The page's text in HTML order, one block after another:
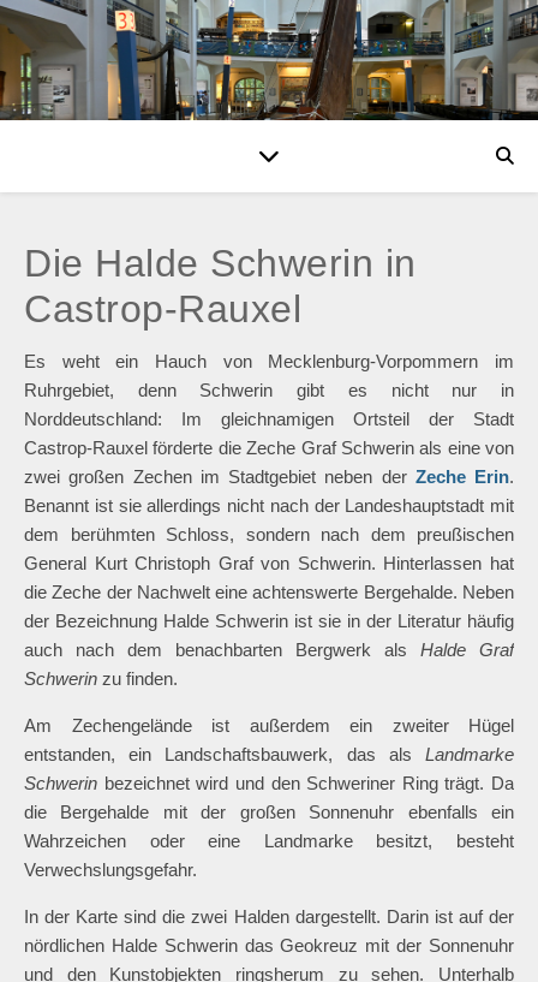
Die Halde Schwerin in
Castrop-Rauxel
Es weht ein Hauch von Mecklenburg-Vorpommern im
Ruhrgebiet, denn Schwerin gibt es nicht nur in
Norddeutschland: Im gleichnamigen Ortsteil der Stadt
Castrop-Rauxel förderte die Zeche Graf Schwerin als eine von
zwei großen Zechen im Stadtgebiet neben der Zeche Erin.
Benannt ist sie allerdings nicht nach der Landeshauptstadt mit
dem berühmten Schloss, sondern nach dem preußischen
General Kurt Christoph Graf von Schwerin. Hinterlassen hat
die Zeche der Nachwelt eine achtenswerte Bergehalde. Neben
der Bezeichnung Halde Schwerin ist sie in der Literatur häufig
auch nach dem benachbarten Bergwerk als Halde Graf
Schwerin zu finden.
Am Zechengelände ist außerdem ein zweiter Hügel
entstanden, ein Landschaftsbauwerk, das als Landmarke
Schwerin bezeichnet wird und den Schweriner Ring trägt. Da
die Bergehalde mit der großen Sonnenuhr ebenfalls ein
Wahrzeichen oder eine Landmarke besitzt, besteht
Verwechslungsgefahr.
In der Karte sind die zwei Halden dargestellt. Darin ist auf der
nördlichen Halde Schwerin das Geokreuz mit der Sonnenuhr
und den Kunstobjekten ringsherum zu sehen. Unterhalb